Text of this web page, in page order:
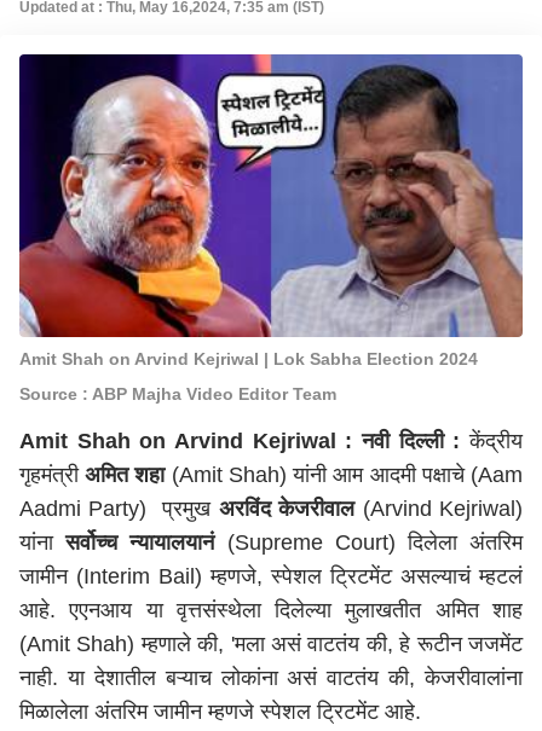
Updated at : Thu, May 16,2024, 7:35 am (IST)
Amit Shah on Arvind Kejriwal | Lok Sabha Election 2024
Source : ABP Majha Video Editor Team
Amit Shah on Arvind Kejriwal :नवी दिल्ली: केंद्रीय
गृहमंत्रीअमित शहा(Amit Shah) यांनी आम आदमी पक्षाचे (Aam
Aadmi Party) प्रमुख अरविंद केजरीवाल(Arvind Kejriwal)
यांनासर्वोच्च न्यायालयानं(Supreme Court) दिलेला अंतरिम
जामीन (Interim Bail) म्हणजे, स्पेशल ट्रिटमेंट असल्याचं म्हटलं
आहे. एएनआय या वृत्तसंस्थेला दिलेल्या मुलाखतीत अमित शाह
(Amit Shah) म्हणाले की, 'मला असं वाटतंय की, हे रूटीन जजमेंट
नाही. या देशातील बऱ्याच लोकांना असं वाटतंय की, केजरीवालांना
मिळालेला अंतरिम जामीन म्हणजे स्पेशल ट्रिटमेंट आहे.